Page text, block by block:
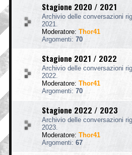
Stagione 2020 / 2021
Archivio delle conversazioni
2021.
Moderatore: Thor41
Argomenti: 70
Stagione 2021 / 2022
Archivio delle conversazioni
2022.
Moderatore: Thor41
Argomenti: 70
Stagione 2022 / 2023
Archivio delle conversazioni
2023.
Moderatore: Thor41
Argomenti: 67